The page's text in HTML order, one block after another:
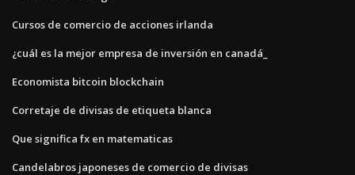
Cursos de comercio de acciones irlanda
¿cuál es la mejor empresa de inversión en canadá_
Economista bitcoin blockchain
Corretaje de divisas de etiqueta blanca
Que significa fx en matematicas
Candelabros japoneses de comercio de divisas